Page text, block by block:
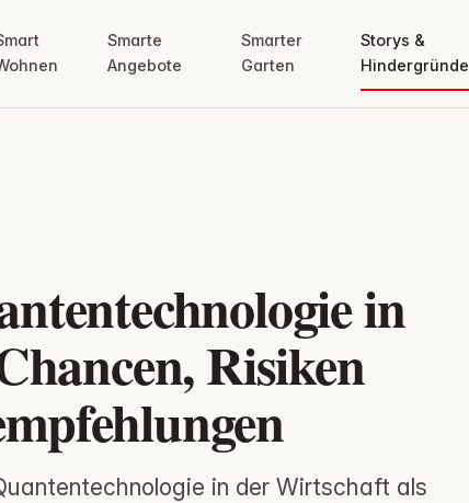
Smarte
Angebote
Smarter
Garten
Storys &
Hindergründe
in
Risiken
in der Wirtschaft als